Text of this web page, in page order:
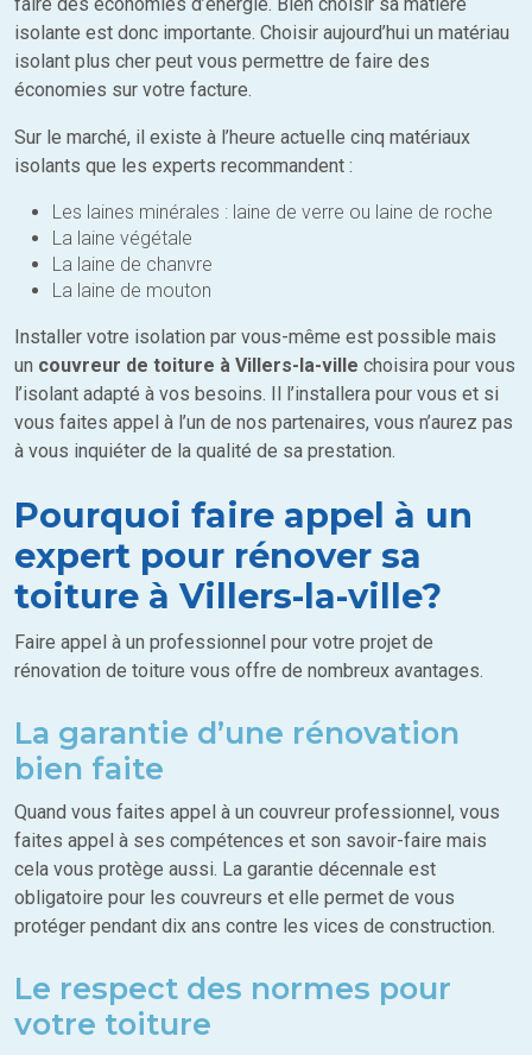
faire des économies d’énergie. Bien choisir sa matière
isolante est donc importante. Choisir aujourd’hui un matériau
isolant plus cher peut vous permettre de faire des
économies sur votre facture.
Sur le marché, il existe à l’heure actuelle cinq matériaux
isolants que les experts recommandent :
Les laines minérales : laine de verre ou laine de roche
La laine végétale
La laine de chanvre
La laine de mouton
Installer votre isolation par vous-même est possible mais
un couvreur de toiture à Villers-la-ville choisira pour vous
l’isolant adapté à vos besoins. Il l’installera pour vous et si
vous faites appel à l’un de nos partenaires, vous n’aurez pas
à vous inquiéter de la qualité de sa prestation.
Pourquoi faire appel à un
expert pour rénover sa
toiture à Villers-la-ville?
Faire appel à un professionnel pour votre projet de
rénovation de toiture vous offre de nombreux avantages.
La garantie d’une rénovation
bien faite
Quand vous faites appel à un couvreur professionnel, vous
faites appel à ses compétences et son savoir-faire mais
cela vous protège aussi. La garantie décennale est
obligatoire pour les couvreurs et elle permet de vous
protéger pendant dix ans contre les vices de construction.
Le respect des normes pour
votre toiture